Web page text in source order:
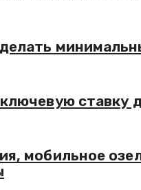
ставку
мобильное